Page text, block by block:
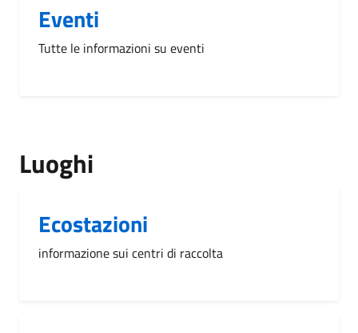
Eventi
Tutte le informazioni su eventi
Luoghi
Ecostazioni
informazione sui centri di raccolta